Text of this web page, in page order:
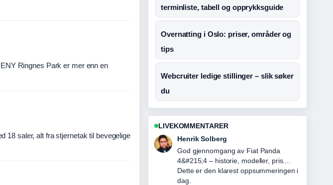
Ringnes Park er mer enn en
18 saler, alt fra stjernetak til bevegelige
terminliste, tabell og opprykksguide
Overnatting i Oslo: priser, områder og
tips
Webcruiter ledige stillinger – slik søker
du
LIVEKOMMENTARER
Henrik Solberg
God gjennomgang av Fiat Panda
4&#215;4 – historie, modeller, pris....
Dette er den klarest oppsummeringen i
dag.